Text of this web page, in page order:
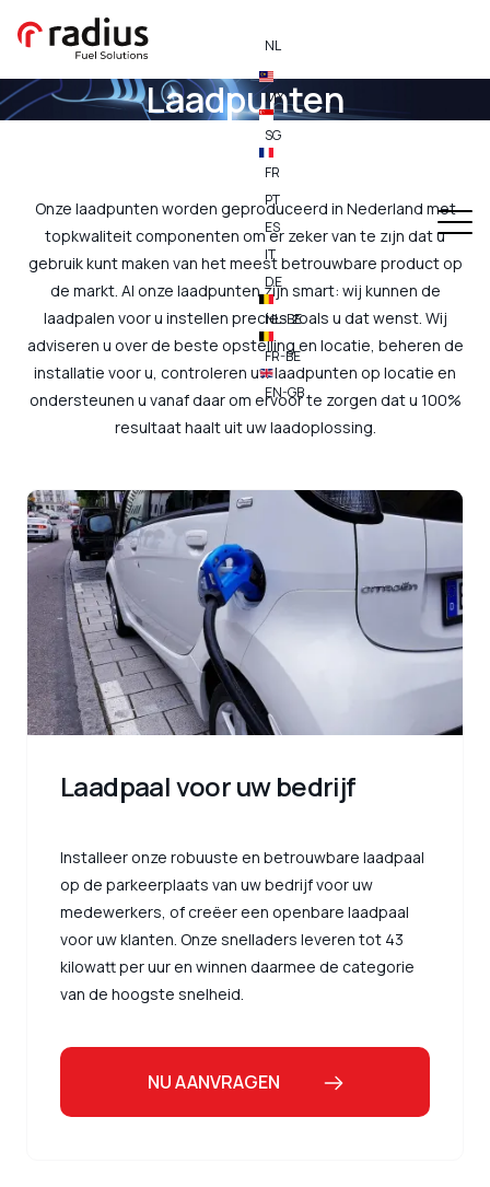
NL
MY
SG
FR
PT
ES
IT
DE
NL-BE
FR-BE
EN-GB
Laadpunten
Onze laadpunten worden geproduceerd in Nederland met
topkwaliteit componenten om er zeker van te zijn dat u
gebruik kunt maken van het meest betrouwbare product op
de markt. Al onze laadpunten zijn smart: wij kunnen de
laadpalen voor u instellen precies zoals u dat wenst. Wij
adviseren u over de beste opstelling en locatie, beheren de
installatie voor u, controleren uw laadpunten op locatie en
ondersteunen u vanaf daar om ervoor te zorgen dat u 100%
resultaat haalt uit uw laadoplossing.
Laadpaal voor uw bedrijf
Installeer onze robuuste en betrouwbare laadpaal
op de parkeerplaats van uw bedrijf voor uw
medewerkers, of creëer een openbare laadpaal
voor uw klanten. Onze snelladers leveren tot 43
kilowatt per uur en winnen daarmee de categorie
van de hoogste snelheid.
NU AANVRAGEN